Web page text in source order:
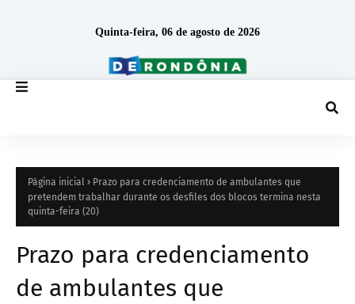
Quinta-feira, 06 de agosto de 2026
Página inicial
Prazo para credenciamento de ambulantes que
pretendem trabalhar durante os desfiles dos blocos termina nesta
quinta-feira (20)
Prazo para credenciamento
de ambulantes que